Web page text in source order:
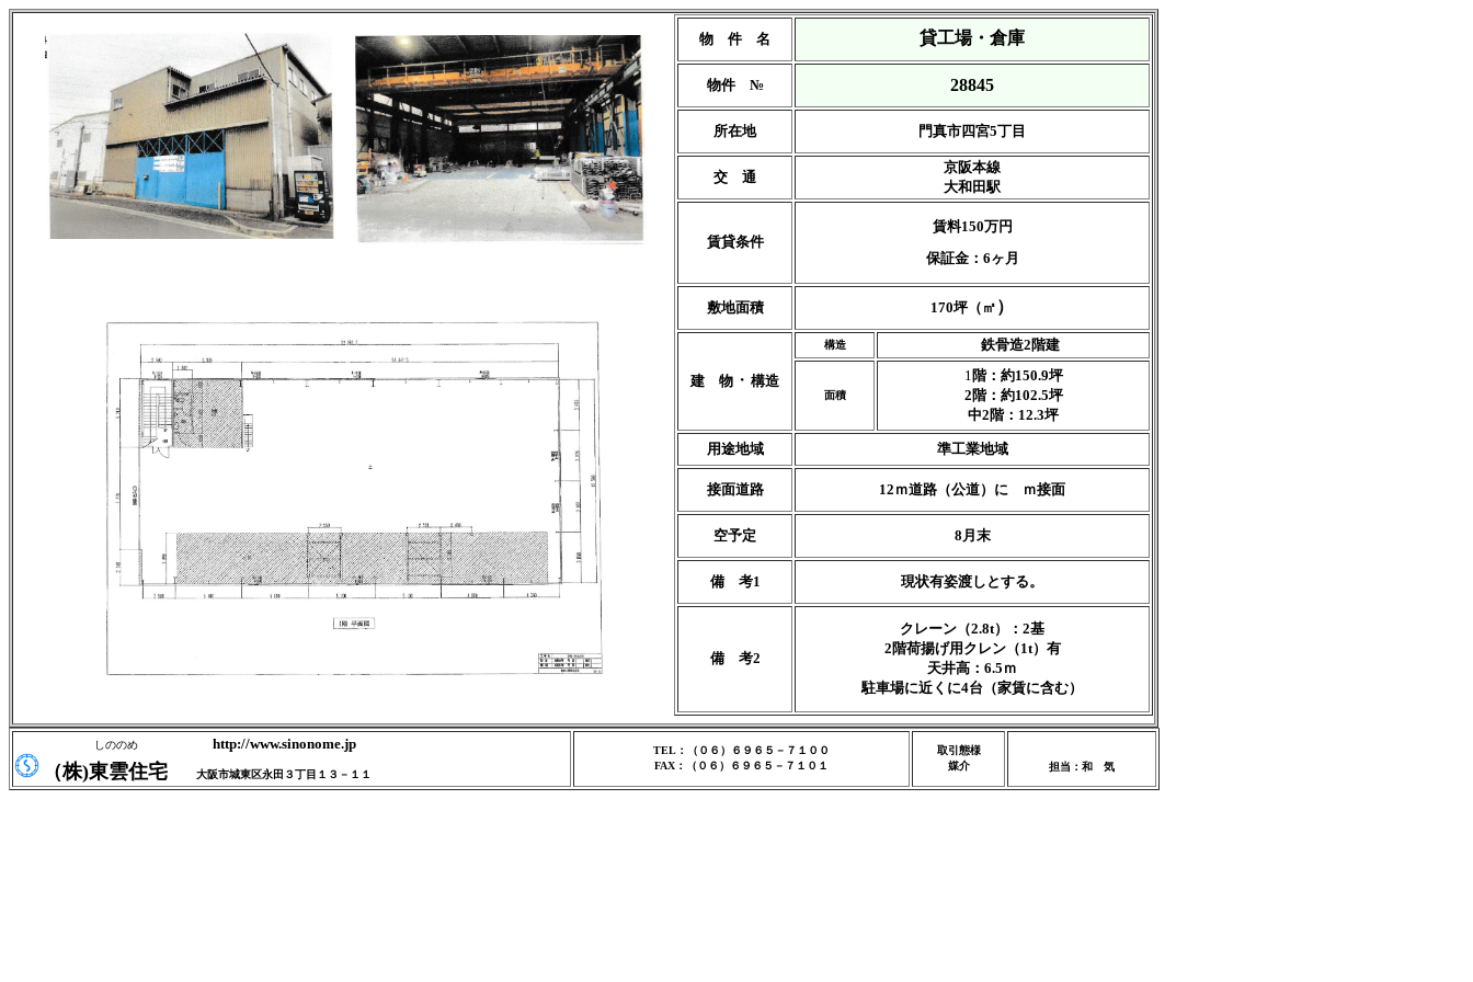
物 件 名 貸工場・倉庫
物件 № 28845
所在地 門真市四宮5丁目
交 通
京阪本線
大和田駅
賃貸条件
賃料150万円
保証金：6ヶ月
敷地面積 170坪（㎡ ）
建 物 ・ 構造
構造 鉄骨造2階建
面積
1 階：約150.9坪
2階：約102.5坪
中2階：12.3坪
用途地域 準工業地域
接面道路 12ｍ道路（公道）に ｍ接面
空予定 8月末
備 考1 現状有姿渡しとする。
備 考2
クレーン（2.8t）：2基
2階荷揚げ用クレン（1t）有
天井高：6.5ｍ
駐車場に近くに4台（家賃に含む）
しののめ http://www.sinonome.jp
（株)東雲住宅 大阪市城東区永田３丁目１３－１１
TEL：（０６）６９６５－７１００
FAX：（０６）６９６５－７１０１
取引態様
媒介
担当：和 気